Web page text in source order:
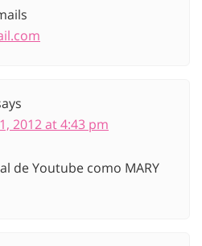
2012 at 4:43 pm
de Youtube como MARY